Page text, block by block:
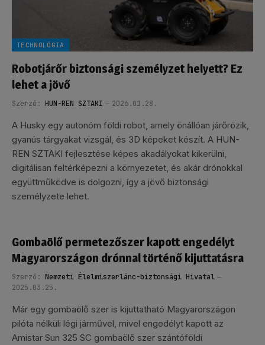
TECHNOLÓGIA
Robotjárőr biztonsági személyzet helyett? Ez
lehet a jövő
Szerző: HUN-REN SZTAKI 2026.01.28.
A Husky egy autonóm földi robot, amely önállóan járőrözik,
gyanús tárgyakat vizsgál, és 3D képeket készít. A HUN-
REN SZTAKI fejlesztése képes akadályokat kikerülni,
digitálisan feltérképezni a környezetet, és akár drónokkal
együttműködve is dolgozni, így a jövő biztonsági
személyzete lehet.
Gombaölő permetezőszer kapott engedélyt
Magyarországon drónnal történő kijuttatásra
Szerző: Nemzeti Élelmiszerlánc-biztonsági Hivatal
2025.03.25.
Már egy gombaölő szer is kijuttatható Magyarországon
pilóta nélküli légi járművel, mivel engedélyt kapott az
Amistar Sun 325 SC gombaölő szer szántóföldi